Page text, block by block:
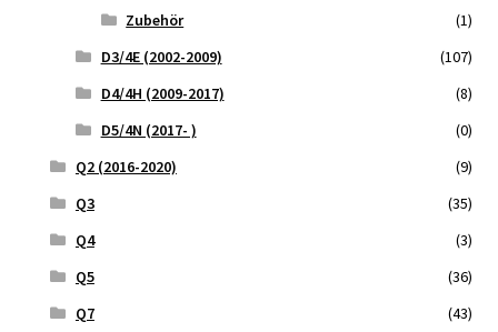
Zubehör
(1)
D3/4E (2002-2009)
(107)
D4/4H (2009-2017)
(8)
D5/4N (2017- )
(0)
Q2 (2016-2020)
(9)
Q3
(35)
Q4
(3)
Q5
(36)
Q7
(43)